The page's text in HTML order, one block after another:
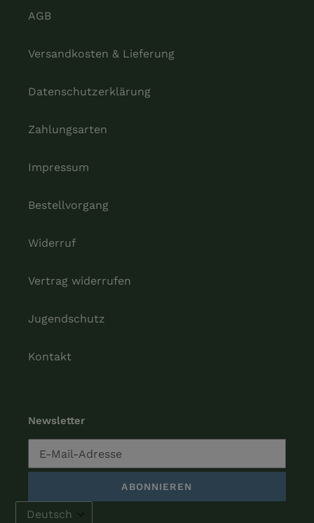
AGB
Versandkosten & Lieferung
Datenschutzerklärung
Zahlungsarten
Impressum
Bestellvorgang
Widerruf
Vertrag widerrufen
Jugendschutz
Kontakt
Newsletter
ABONNIEREN